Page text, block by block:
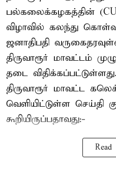
பல்கலைக்கழகத்தின்
விழாவில் கலந்து
ஜனாதிபதி
திருவாரூர் மாவட்டம்
தடை
திருவாரூர் மாவட்ட
வெளியிட்டுள்ள செய்தி
கூறியிருப்பதாவது:-
Read